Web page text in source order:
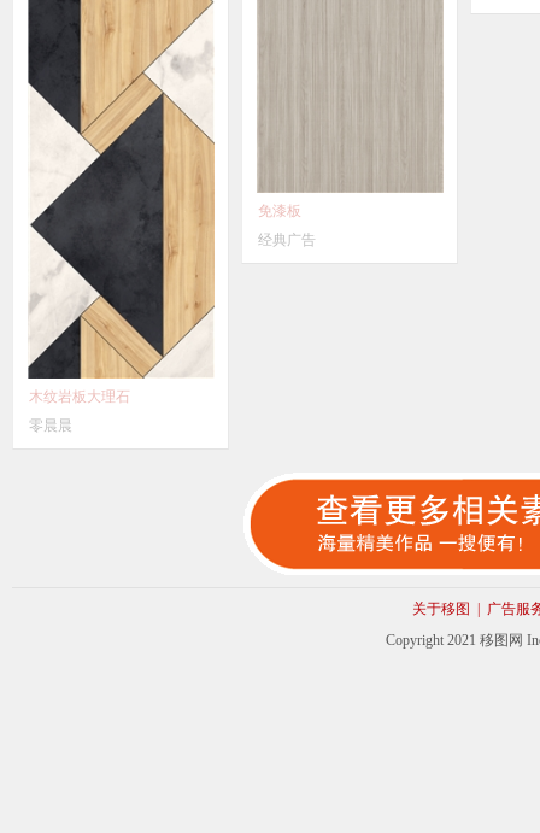
木纹岩板大理石
零晨晨
免漆板
经典广告
关于移图
广告服
Copyright 2021 移图网